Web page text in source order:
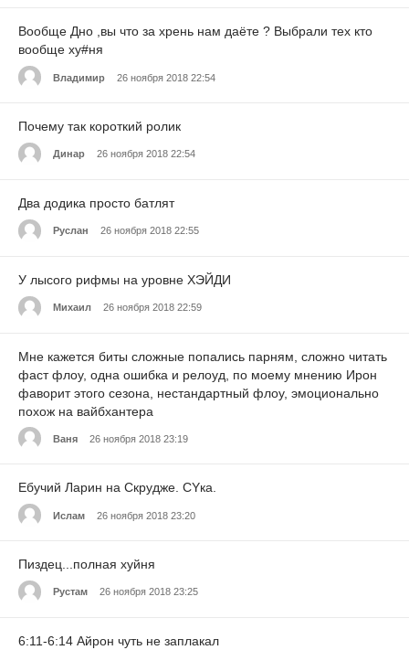
Вообще Дно ,вы что за хрень нам даёте ? Выбрали тех кто
вообще ху#ня
Владимир 26 ноября 2018 22:54
Почему так короткий ролик
Динар 26 ноября 2018 22:54
Два додика просто батлят
Руслан 26 ноября 2018 22:55
У лысого рифмы на уровне ХЭЙДИ
Михаил 26 ноября 2018 22:59
Мне кажется биты сложные попались парням, сложно читать
фаст флоу, одна ошибка и релоуд, по моему мнению Ирон
фаворит этого сезона, нестандартный флоу, эмоционально
похож на вайбхантера
Ваня 26 ноября 2018 23:19
Ебyчий Ларин на Скрyдже. СYка.
Ислам 26 ноября 2018 23:20
Пиздец...полная хуйня
Рустам 26 ноября 2018 23:25
6:11-6:14 Айрон чуть не заплакал